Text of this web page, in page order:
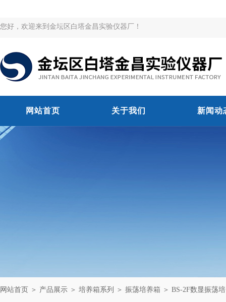
您好，欢迎来到金坛区白塔金昌实验仪器厂！
网站首页 关于我们 新闻动
网站首页 ＞ 产品展示 ＞ 培养箱系列 ＞ 振荡培养箱 ＞ BS-2F数显振荡